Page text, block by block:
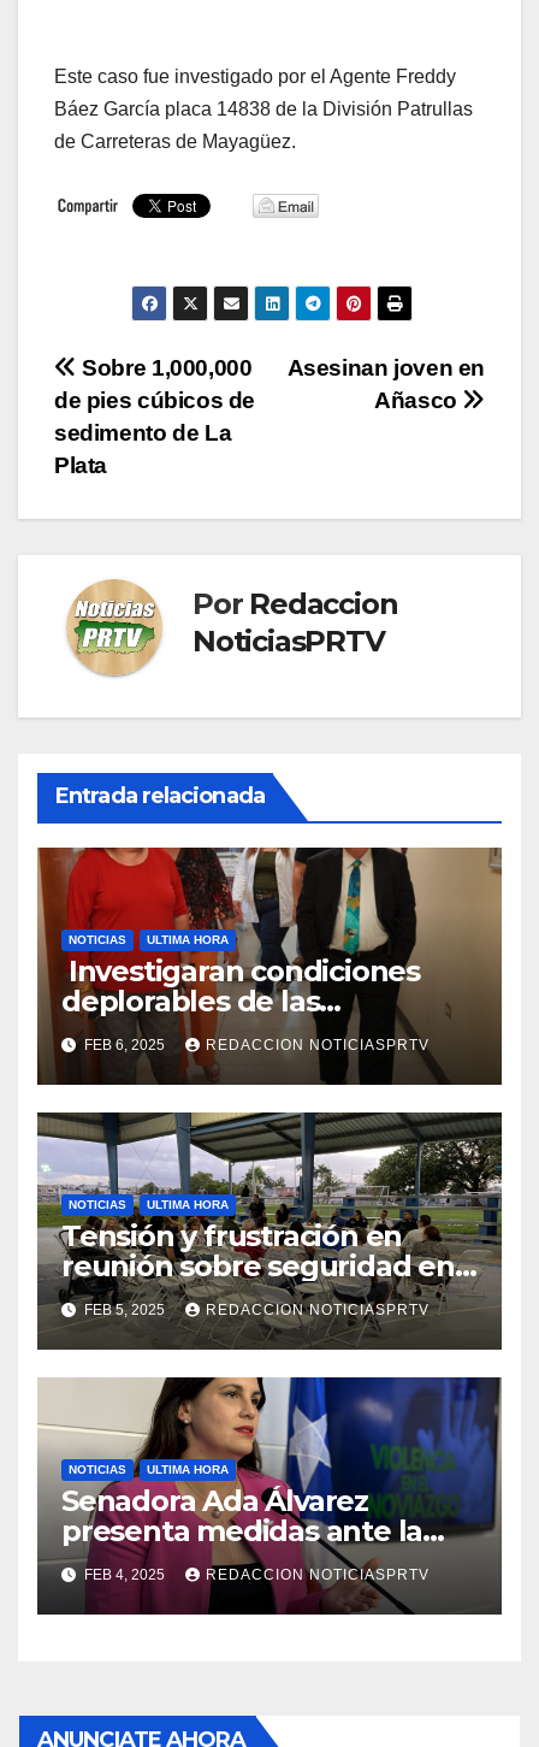
Este caso fue investigado por el Agente Freddy
Báez García placa 14838 de la División Patrullas
de Carreteras de Mayagüez.
Navegación
de
entradas
Asesinan joven en
Añasco
Sobre 1,000,000
de pies cúbicos de
sedimento de La
Plata
Por Redaccion
NoticiasPRTV
Entrada relacionada
NOTICIAS ULTIMA HORA
Investigaran condiciones
deplorables de las
facilidades el Departamento
de la Salud en Mayagüez
FEB 6, 2025 REDACCION NOTICIASPRTV
NOTICIAS ULTIMA HORA
Tensión y frustración en
reunión sobre seguridad en
Reparto Metropolitano
FEB 5, 2025 REDACCION NOTICIASPRTV
NOTICIAS ULTIMA HORA
Senadora Ada Álvarez
presenta medidas ante la
violencia en el noviazgo
FEB 4, 2025 REDACCION NOTICIASPRTV
ANUNCIATE AHORA